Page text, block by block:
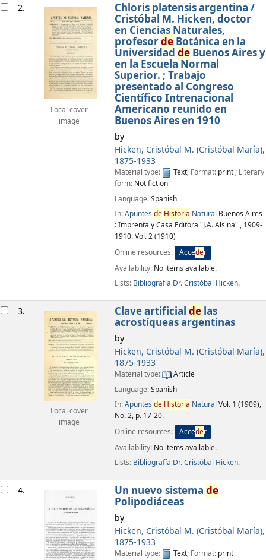
2.
Local cover
image
Chloris platensis argentina /
Cristóbal M. Hicken, doctor
en Ciencias Naturales,
profesordeBotánica en la
Universidad deBuenos Aires y
en la Escuela Normal
Superior. ; Trabajo
presentado al Congreso
Científico Intrenacional
Americano reunido en
Buenos Aires en 1910
by
Hicken, Cristóbal M. (Cristóbal María),
1875-1933
Material type: Text; Format: print; Literary
form: Not fiction
Language:Spanish
In:Apuntes de Historia Natural Buenos Aires
: Imprenta y Casa Editora "J.A. Alsina" , 1909-
1910. Vol. 2 (1910)
Online resources:
Acceder
Availability: No items available.
Lists: Bibliografía Dr. Cristóbal Hicken.
3.
Local cover
image
Clave artificial delas
acrostíqueas argentinas
by
Hicken, Cristóbal M. (Cristóbal María),
1875-1933
Material type:
Article
Language:Spanish
In:Apuntes de Historia Natural Vol. 1 (1909),
No. 2, p. 17-20.
Online resources:
Acceder
Availability: No items available.
Lists: Bibliografía Dr. Cristóbal Hicken.
4. Un nuevo sistema de
Polipodiáceas
by
Hicken, Cristóbal M. (Cristóbal María),
1875-1933
Material type: Text; Format: print